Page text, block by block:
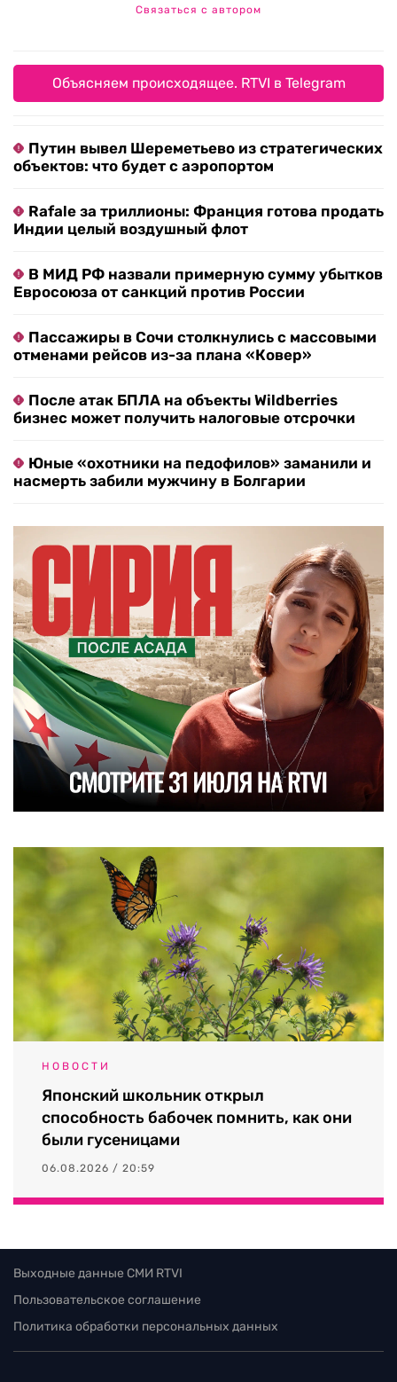
Связаться с автором
Объясняем происходящее. RTVI в Telegram
Путин вывел Шереметьево из стратегических
объектов: что будет с аэропортом
Rafale за триллионы: Франция готова продать
Индии целый воздушный флот
В МИД РФ назвали примерную сумму убытков
Евросоюза от санкций против России
Пассажиры в Сочи столкнулись с массовыми
отменами рейсов из-за плана «Ковер»
После атак БПЛА на объекты Wildberries
бизнес может получить налоговые отсрочки
Юные «охотники на педофилов» заманили и
насмерть забили мужчину в Болгарии
НОВОСТИ
Японский школьник открыл
способность бабочек помнить, как они
были гусеницами
06.08.2026 / 20:59
Выходные данные СМИ RTVI
Пользовательское соглашение
Политика обработки персональных данных